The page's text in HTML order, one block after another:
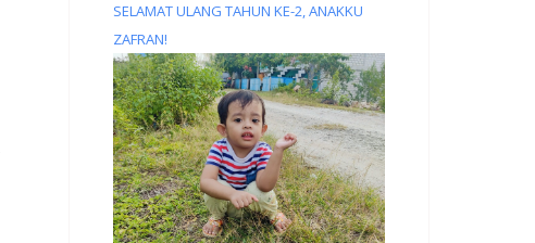
SELAMAT ULANG TAHUN KE-2, ANAKKU
ZAFRAN!